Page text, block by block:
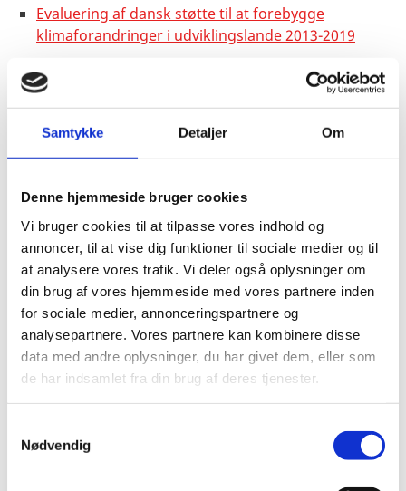
Samtykke Detaljer Om
Denne hjemmeside bruger cookies
Vi bruger cookies til at tilpasse vores indhold og
annoncer, til at vise dig funktioner til sociale medier og til
at analysere vores trafik. Vi deler også oplysninger om
din brug af vores hjemmeside med vores partnere inden
for sociale medier, annonceringspartnere og
analysepartnere. Vores partnere kan kombinere disse
data med andre oplysninger, du har givet dem, eller som
de har indsamlet fra din brug af deres tjenester.
Nødvendig
Evaluering af dansk støtte til at forebygge
klimaforandringer i udviklingslande 2013-2019
Om evalueringer
Formelle evalueringsprocesser har været en
udviklingssamarbejde siden 1980erne. Siden
2020 har evalueringsområdet været
varetaget af kontoret for Evaluering, Læring
og...
Igangværende evalueringer
Her finder du information om Danidas
igangværende evalueringer. Evalueringerne
udgives primært på engelsk, og beskrivelser
af igangværende evalueringer er derfor på
engelsk.